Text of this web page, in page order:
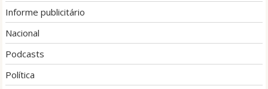
Informe publicitário
Nacional
Podcasts
Política